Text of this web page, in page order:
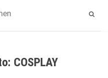
COSPLAY